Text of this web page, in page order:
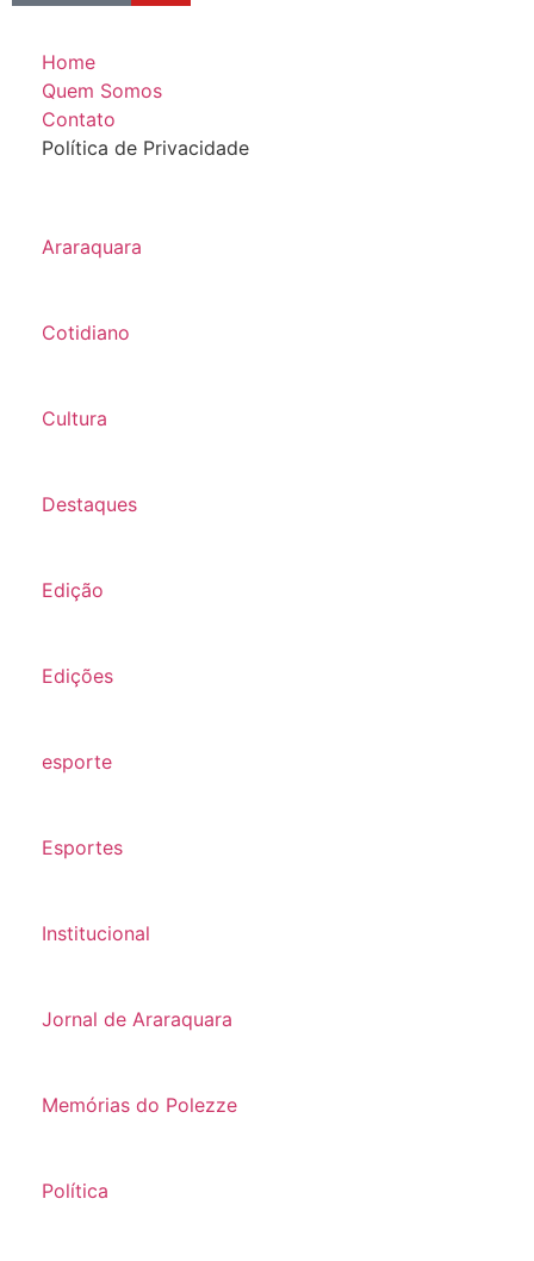
Home
Quem Somos
Contato
Política de Privacidade
Araraquara
Cotidiano
Cultura
Destaques
Edição
Edições
esporte
Esportes
Institucional
Jornal de Araraquara
Memórias do Polezze
Política